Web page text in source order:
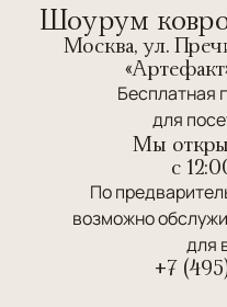
Шоурум
Москва, ул.
Бесплатная
для
Мы
c
По
возможно
для
+7